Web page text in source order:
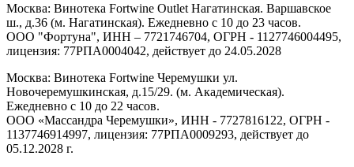
Москва: Винотека Fortwine Outlet Нагатинская. Варшавское
ш., д.36 (м. Нагатинская). Ежедневно с 10 до 23 часов.
ООО "Фортуна", ИНН – 7721746704, ОГРН - 1127746004495,
лицензия: 77РПА0004042, действует до 24.05.2028
Москва: Винотека Fortwine Черемушки ул.
Новочеремушкинская, д.15/29. (м. Академическая).
Ежедневно с 10 до 22 часов.
ООО «Массандра Черемушки», ИНН - 7727816122, ОГРН -
1137746914997, лицензия: 77РПА0009293, действует до
05.12.2028 г.